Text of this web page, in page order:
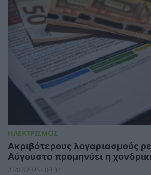
ΗΛΕΚΤΡΙΣΜΟΣ
Ακριβότερους λογαριασμούς
Αύγουστο προμηνύει η
27/07/2026 - 08:34